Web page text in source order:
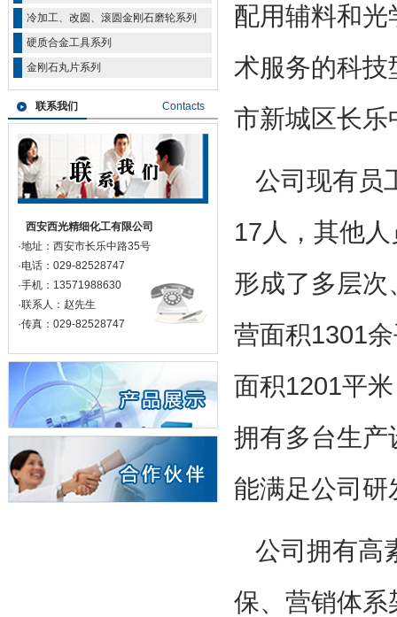
冷加工、改圆、滚圆金刚石磨轮系列
硬质合金工具系列
金刚石丸片系列
联系我们 Contacts
西安西光精细化工有限公司
·地址：西安市长乐中路35号
·电话：029-82528747
·手机：13571988630
·联系人：赵先生
·传真：029-82528747
配用辅料和
术服务的科技
市新城区长乐
公司现有员
17人，其他
形成了多层
营面积1301
面积1201平
拥有多台生产
能满足公司研
公司拥有高
保、营销体系